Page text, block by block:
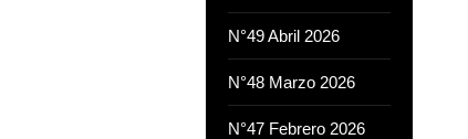
N°49 Abril 2026
N°48 Marzo 2026
N°47 Febrero 2026